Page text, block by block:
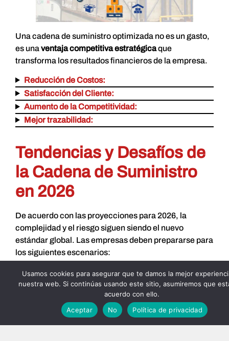
Una cadena de suministro optimizada no es un gasto,
es unaventaja competitiva estratégicaque
transforma los resultados financieros de la empresa.
Reducción de Costos:
Satisfacción del Cliente:
Aumento de la Competitividad:
Mejor trazabilidad:
Tendencias y Desafíos de
la Cadena de Suministro
en 2026
De acuerdo con las proyecciones para 2026, la
complejidad y el riesgo siguen siendo el nuevo
estándar global. Las empresas deben prepararse para
los siguientes escenarios:
Nearshoring y Regionalización
IA y Automatización Avanzada
Sostenibilidad y Cadena Verde
¿Cómo crear o mejorar tu
Usamos cookies para asegurar que te damos la mejor
nuestra web. Si continúas usando este sitio, asumiremos que
acuerdo con ello.
Aceptar
No Política de privacidad